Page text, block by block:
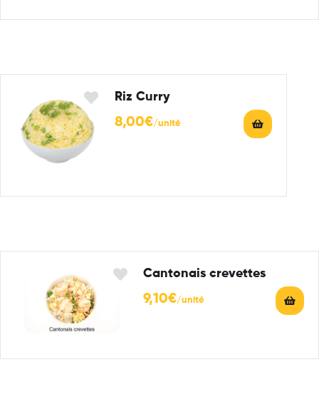
Riz Curry
8,00€
Cantonais crevettes
9,10€